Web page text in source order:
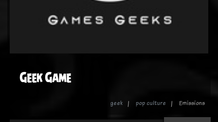
Geek Game
geek pop culture Emissions